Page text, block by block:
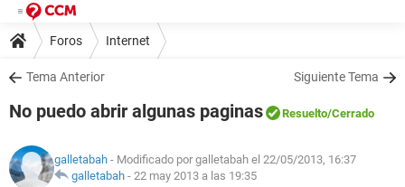
Foros Internet
Tema Anterior Siguiente Tema
No puedo abrir algunas paginas Resuelto/Cerrado
galletabah - Modificado por galletabah el 22/05/2013, 16:37
galletabah - 22 may 2013 a las 19:35